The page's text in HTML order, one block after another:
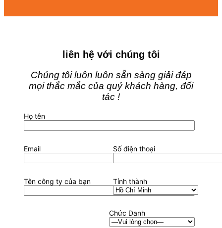
liên hệ với chúng tôi
Chúng tôi luôn luôn sẵn sàng giải đáp
mọi thắc mắc của quý khách hàng, đối
tác !
Họ tên
Email Số điện thoại
Tên công ty của bạn Tỉnh thành
Chức Danh